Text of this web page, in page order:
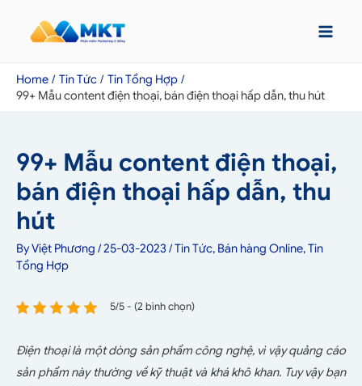
Home Tin Tức
Tin Tổng Hợp
99+ Mẫu content điện thoại, bán điện thoại hấp dẫn, thu hút
99+ Mẫu content điện thoại,
bán điện thoại hấp dẫn, thu
hút
ByViệt Phương /25-03-2023 /Tin Tức, Bán hàng Online,Tin
Tổng Hợp
5/5 - (2 bình chọn)
Điện thoại là một dòng sản phẩm công nghệ, vì vậy quảng cáo
sản phẩm này thường về kỹ thuật và khá khô khan. Tuy vậy bạn